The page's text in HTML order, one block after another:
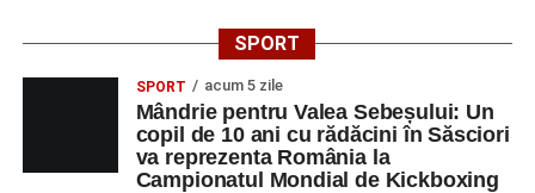
SPORT
SPORT acum 5 zile
Mândrie pentru Valea Sebeșului: Un
copil de 10 ani cu rădăcini în Săsciori
va reprezenta România la
Campionatul Mondial de Kickboxing